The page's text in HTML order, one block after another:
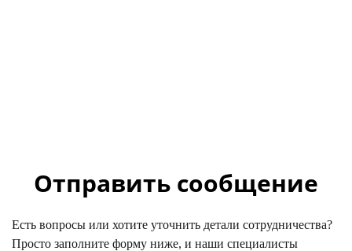
Отправить сообщение
Есть вопросы или хотите уточнить детали сотрудничества?
Просто заполните форму ниже, и наши специалисты